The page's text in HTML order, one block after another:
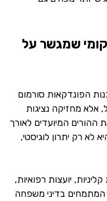
שמגשר על
הפונדקאות סורמום
אלא מחזיקה נציגות
ההורים המיועדים לאורך
רק יתרון לוגיסטי,
יועצות רפואיות,
המתמחים בדיני משפחה